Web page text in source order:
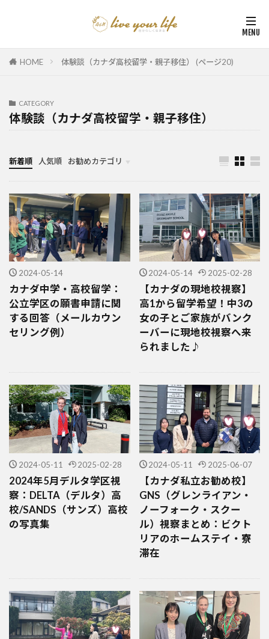
HOME 体験談（カナダ高校留学・親子移住） (ページ20)
CATEGORY
体験談（カナダ高校留学・親子移住）
新着順 人気順 お勧めカテゴリ
カナダ中学・高校留学
カナダ親子留学・教育移住
体験談（カナダ高校留学・親子移住）
カナダ留学カウンセリング内容実例集
2024-05-14
カナダ中学・高校留学：
公立学区の願書申請に関
する回答（メールカウン
セリング例）
2024-05-14 2025-02-28
【カナダの現地校視察】
高1から留学希望！中3の
女の子とご家族がバンク
ーバーに現地校視察へ来
られました♪
2024-05-11 2025-02-28
2024年5月デルタ学区視
察：DELTA（デルタ）高
校/SANDS（サンズ）高校
の写真集
2024-05-11 2025-06-07
【カナダ私立お勧め校】
GNS（グレンライアン・
ノーフォーク・スクー
ル）視察まとめ：ビクト
リアのホームステイ・寮
滞在